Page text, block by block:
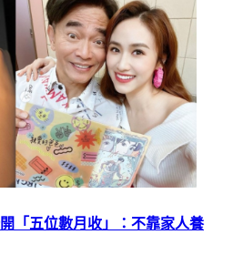
「五位數月收」：不靠家人養